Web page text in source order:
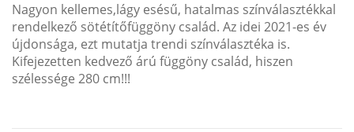
Nagyon kellemes,lágy esésű, hatalmas színválasztékkal
rendelkező sötétítőfüggöny család. Az idei 2021-es év
újdonsága, ezt mutatja trendi színválasztéka is.
Kifejezetten kedvező árú függöny család, hiszen
szélessége 280 cm!!!